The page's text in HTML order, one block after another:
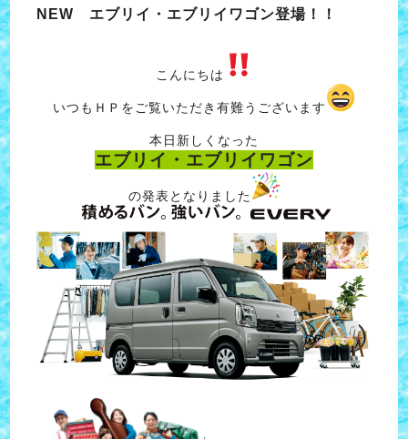
NEW エブリイ・エブリイワゴン登場！！
こんにちは
いつもＨＰをご覧いただき有難うございます
本日新しくなった
エブリイ・エブリイワゴン
の発表となりました